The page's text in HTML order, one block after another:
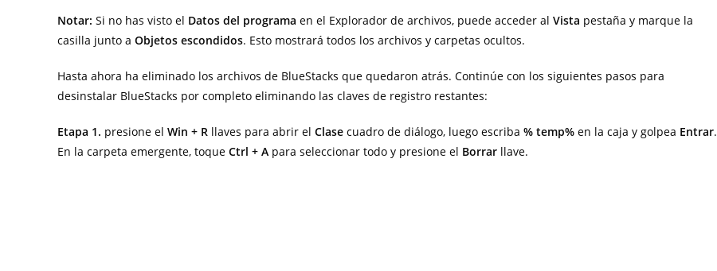
Notar: Si no has visto el Datos del programa en el Explorador de archivos, puede acceder al Vista pestaña y marque la
casilla junto a Objetos escondidos. Esto mostrará todos los archivos y carpetas ocultos.
Hasta ahora ha eliminado los archivos de BlueStacks que quedaron atrás. Continúe con los siguientes pasos para
desinstalar BlueStacks por completo eliminando las claves de registro restantes:
Etapa 1. presione el Win + R llaves para abrir el Clase cuadro de diálogo, luego escriba % temp% en la caja y golpea Entrar.
En la carpeta emergente, toque Ctrl + A para seleccionar todo y presione el Borrar llave.